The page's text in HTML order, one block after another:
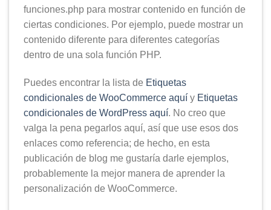
funciones.php para mostrar contenido en función de
ciertas condiciones. Por ejemplo, puede mostrar un
contenido diferente para diferentes categorías
dentro de una sola función PHP.
Puedes encontrar la lista de Etiquetas
condicionales de WooCommerce aquí y Etiquetas
condicionales de WordPress aquí. No creo que
valga la pena pegarlos aquí, así que use esos dos
enlaces como referencia; de hecho, en esta
publicación de blog me gustaría darle ejemplos,
probablemente la mejor manera de aprender la
personalización de WooCommerce.